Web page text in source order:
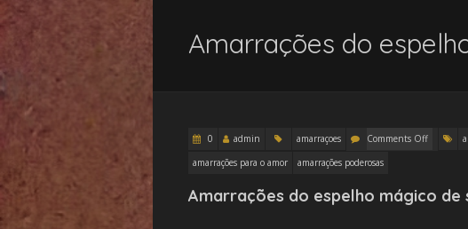
Amarrações do
0 admin amarraçoes Comments Off
amarrações para o amor
amarrações poderosas
Amarrações do espelho mágico de